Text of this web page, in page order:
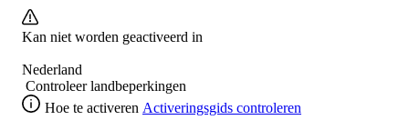
Kan niet worden geactiveerd in
Nederland
Controleer landbeperkingen
Hoe te activeren Activeringsgids controleren